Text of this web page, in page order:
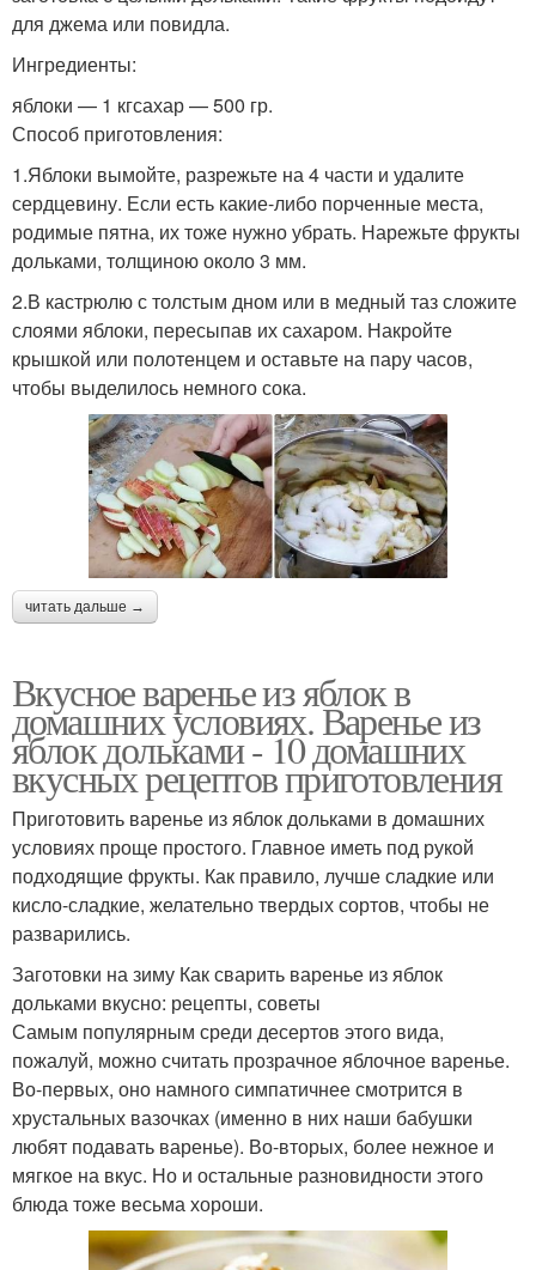
для джема или повидла.
Ингредиенты:
яблоки — 1 кгсахар — 500 гр.
Способ приготовления:
1.Яблоки вымойте, разрежьте на 4 части и удалите
сердцевину. Если есть какие-либо порченные места,
родимые пятна, их тоже нужно убрать. Нарежьте фрукты
дольками, толщиною около 3 мм.
2.В кастрюлю с толстым дном или в медный таз сложите
слоями яблоки, пересыпав их сахаром. Накройте
крышкой или полотенцем и оставьте на пару часов,
чтобы выделилось немного сока.
читать дальше →
Вкусное варенье из яблок в
домашних условиях. Варенье из
яблок дольками - 10 домашних
вкусных рецептов приготовления
Приготовить варенье из яблок дольками в домашних
условиях проще простого. Главное иметь под рукой
подходящие фрукты. Как правило, лучше сладкие или
кисло-сладкие, желательно твердых сортов, чтобы не
разварились.
Заготовки на зиму Как сварить варенье из яблок
дольками вкусно: рецепты, советы
Самым популярным среди десертов этого вида,
пожалуй, можно считать прозрачное яблочное варенье.
Во-первых, оно намного симпатичнее смотрится в
хрустальных вазочках (именно в них наши бабушки
любят подавать варенье). Во-вторых, более нежное и
мягкое на вкус. Но и остальные разновидности этого
блюда тоже весьма хороши.